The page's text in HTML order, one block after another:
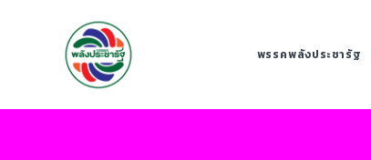
พรรคพลังประชารัฐ